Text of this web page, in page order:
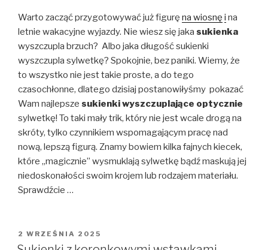
Warto zacząć przygotowywać już figurę na wiosnę i na
letnie wakacyjne wyjazdy. Nie wiesz się jaka sukienka
wyszczupla brzuch? Albo jaka długość sukienki
wyszczupla sylwetkę? Spokojnie, bez paniki. Wiemy, że
to wszystko nie jest takie proste, a do tego
czasochłonne, dlatego dzisiaj postanowiłyśmy pokazać
Wam najlepsze sukienki wyszczuplające optycznie
sylwetkę! To taki mały trik, który nie jest wcale drogą na
skróty, tylko czynnikiem wspomagającym pracę nad
nową, lepszą figurą. Znamy bowiem kilka fajnych kiecek,
które „magicznie” wysmuklają sylwetkę bądź maskują jej
niedoskonałości swoim krojem lub rodzajem materiału.
Sprawdźcie …
OPUBLIKOWANE
W
2 WRZEŚNIA 2025